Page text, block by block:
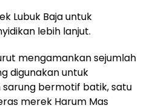
Lubuk Baja untuk
lebih lanjut.
mengamankan sejumlah
digunakan untuk
bermotif batik, satu
merek Harum Mas